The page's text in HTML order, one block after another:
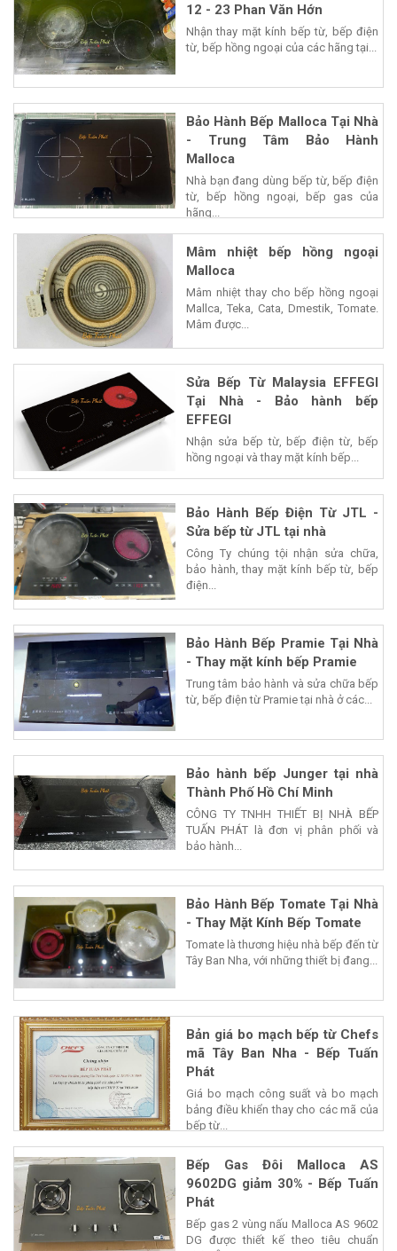
12 - 23 Phan Văn Hớn
Nhận thay mặt kính bếp từ, bếp điện
từ, bếp hồng ngoại của các hãng tại...
Bảo Hành Bếp Malloca Tại Nhà
- Trung Tâm Bảo Hành
Malloca
Nhà bạn đang dùng bếp từ, bếp điện
từ, bếp hồng ngoại, bếp gas của
hãng...
Mâm nhiệt bếp hồng ngoại
Malloca
Mâm nhiệt thay cho bếp hồng ngoại
Mallca, Teka, Cata, Dmestik, Tomate.
Mâm được...
Sửa Bếp Từ Malaysia EFFEGI
Tại Nhà - Bảo hành bếp
EFFEGI
Nhận sửa bếp từ, bếp điện từ, bếp
hồng ngoại và thay mặt kính bếp...
Bảo Hành Bếp Điện Từ JTL -
Sửa bếp từ JTL tại nhà
Công Ty chúng tội nhận sửa chữa,
bảo hành, thay mặt kính bếp từ, bếp
điện...
Bảo Hành Bếp Pramie Tại Nhà
- Thay mặt kính bếp Pramie
Trung tâm bảo hành và sửa chữa bếp
từ, bếp điện từ Pramie tại nhà ở các...
Bảo hành bếp Junger tại nhà
Thành Phố Hồ Chí Minh
CÔNG TY TNHH THIẾT BỊ NHÀ BẾP
TUẤN PHÁT là đơn vị phân phối và
bảo hành...
Bảo Hành Bếp Tomate Tại Nhà
- Thay Mặt Kính Bếp Tomate
Tomate là thương hiệu nhà bếp đến từ
Tây Ban Nha, với những thiết bị đang...
Bản giá bo mạch bếp từ Chefs
mã Tây Ban Nha - Bếp Tuấn
Phát
Giá bo mạch công suất và bo mạch
bảng điều khiển thay cho các mã của
bếp từ...
Bếp Gas Đôi Malloca AS
9602DG giảm 30% - Bếp Tuấn
Phát
Bếp gas 2 vùng nấu Malloca AS 9602
DG được thiết kế theo tiêu chuẩn